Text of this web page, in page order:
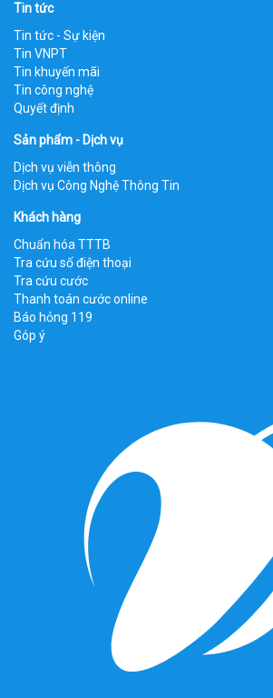
Tin tức
Tin tức - Sự kiện
Tin VNPT
Tin khuyến mãi
Tin công nghệ
Quyết định
Sản phẩm - Dịch vụ
Dịch vụ viễn thông
Dịch vụ Công Nghệ Thông Tin
Khách hàng
Chuẩn hóa TTTB
Tra cứu số điện thoại
Tra cứu cước
Thanh toán cước online
Báo hỏng 119
Góp ý